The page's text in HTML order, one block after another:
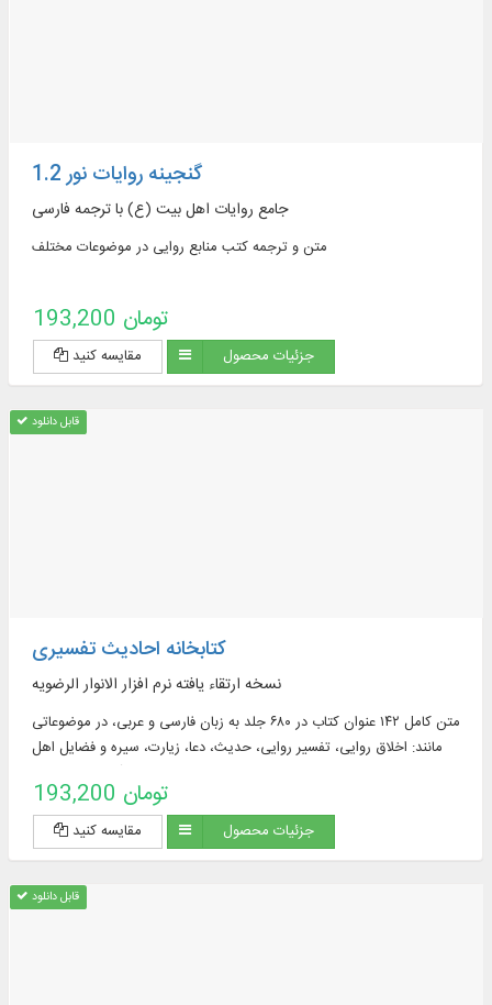
گنجینه روایات نور 1.2
جامع روایات اهل بیت (ع) با ترجمه فارسی
متن و ترجمه کتب منابع روایی در موضوعات مختلف
193,200 تومان
مقایسه کنید جزئیات محصول
قابل دانلود
کتابخانه احادیث تفسیری
نسخه ارتقاء یافته نرم افزار الانوار الرضویه
متن کامل ۱۴۲ عنوان کتاب در ۶۸۰ جلد به زبان فارسی و عربی، در موضوعاتی
مانند: اخلاق روایی، تفسیر روایی، حدیث، دعا، زیارت، سیره و فضایل اهل
193,200 تومان
مقایسه کنید جزئیات محصول
قابل دانلود